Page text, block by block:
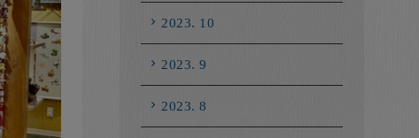
2023. 10
2023. 9
2023. 8